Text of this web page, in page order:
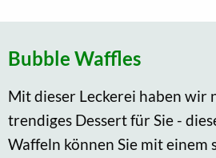
Bubble Waffles
Mit dieser Leckerei haben wir
trendiges Dessert für Sie -
Waffeln können Sie mit einem